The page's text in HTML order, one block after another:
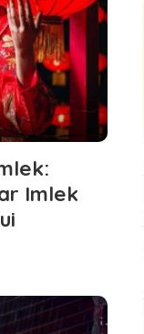
Imlek